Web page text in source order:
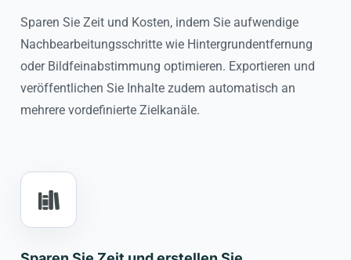
Sparen Sie Zeit und Kosten, indem Sie aufwendige
Nachbearbeitungsschritte wie Hintergrundentfernung
oder Bildfeinabstimmung optimieren. Exportieren und
veröffentlichen Sie Inhalte zudem automatisch an
mehrere vordefinierte Zielkanäle.